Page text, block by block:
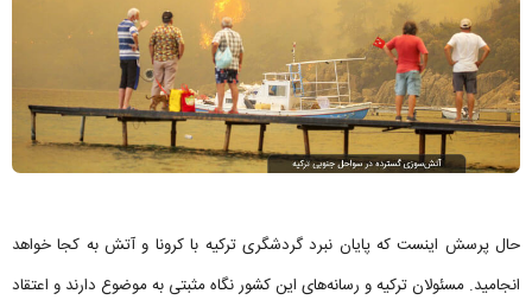
حال پرسش اینست که پایان نبرد گردشگری ترکیه با کرونا و آتش به کجا خواهد
انجامید. مسئولان ترکیه و رسانه‌های این کشور نگاه مثبتی به موضوع دارند و اعتقاد